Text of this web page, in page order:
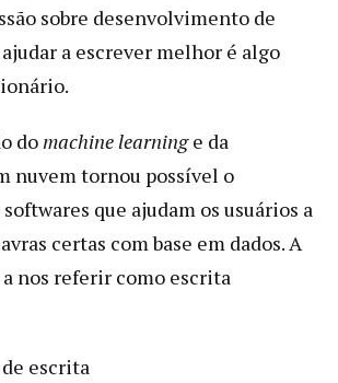
sobre desenvolvimento de
a escrever melhor é algo
domachine learninge da
nuvem tornou possível o
que ajudam os usuários a
certas com base em dados. A
a nos referir como escrita
escrita